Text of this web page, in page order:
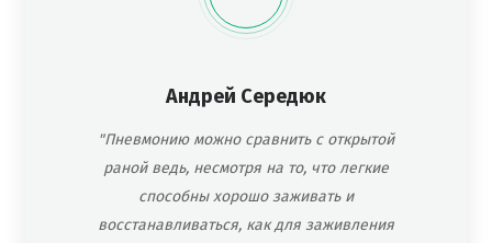
Андрей Середюк
"Пневмонию можно сравнить с открытой
раной ведь, несмотря на то, что легкие
способны хорошо заживать и
восстанавливаться, как для заживления